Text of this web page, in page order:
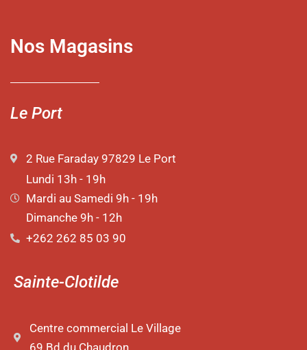
Nos Magasins
Le Port
2 Rue Faraday 97829 Le Port
Lundi 13h - 19h
Mardi au Samedi 9h - 19h
Dimanche 9h - 12h
+262 262 85 03 90
Sainte-Clotilde
Centre commercial Le Village